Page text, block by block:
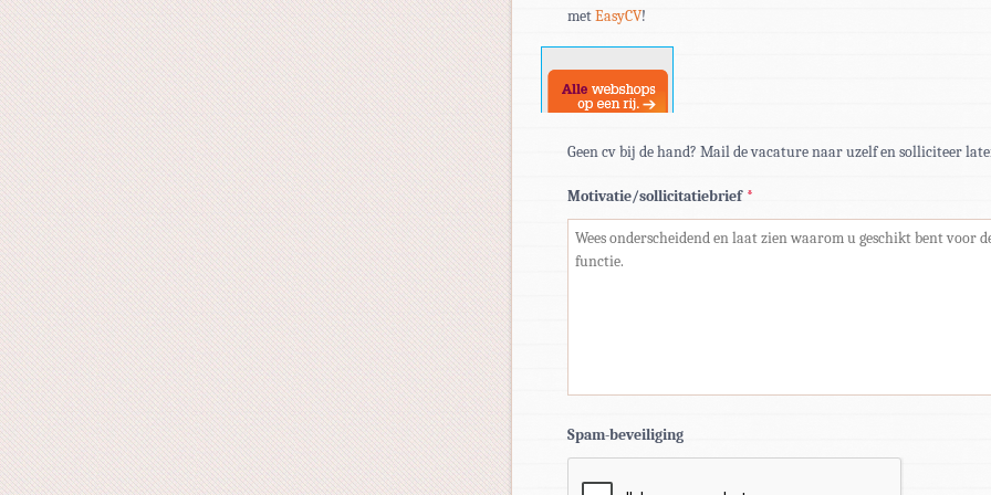
metEasyCV!
Geen cv bij de hand? Mail de vacature naar uzelf en solliciteer
Motivatie/sollicitatiebrief *
Spam-beveiliging